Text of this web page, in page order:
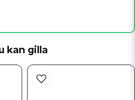
kan gilla